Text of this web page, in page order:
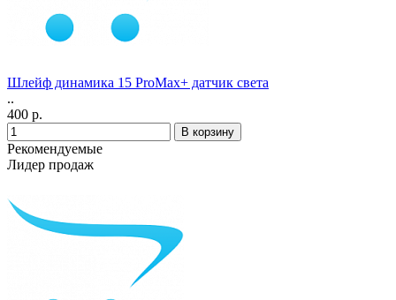
Шлейф динамика 15 ProMax+ датчик света
..
400 р.
Рекомендуемые
Лидер продаж